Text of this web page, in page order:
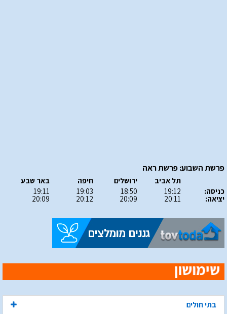
פרשת השבוע: פרשת ראה
כניסה:
יציאה:
תל אביב
19:12
20:11
ירושלים
18:50
20:09
חיפה
19:03
20:12
באר שבע
19:11
20:09
בתי חולים